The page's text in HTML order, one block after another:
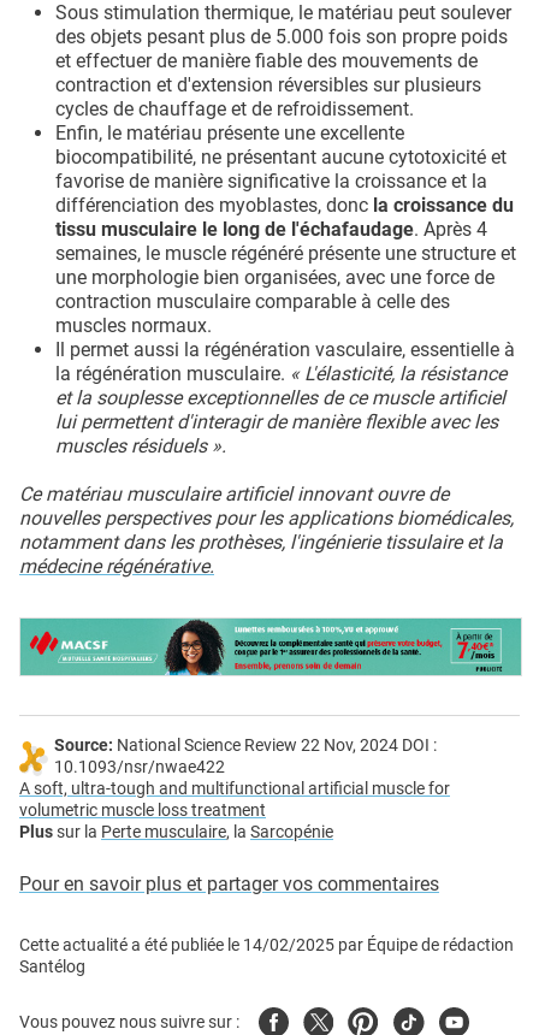
Sous stimulation thermique, le matériau peut soulever
des objets pesant plus de 5.000 fois son propre poids
et effectuer de manière fiable des mouvements de
contraction et d'extension réversibles sur plusieurs
cycles de chauffage et de refroidissement.
Enfin, le matériau présente une excellente
biocompatibilité, ne présentant aucune cytotoxicité et
favorise de manière significative la croissance et la
différenciation des myoblastes, donc la croissance du
tissu musculaire le long de l'échafaudage. Après 4
semaines, le muscle régénéré présente une structure et
une morphologie bien organisées, avec une force de
contraction musculaire comparable à celle des
muscles normaux.
Il permet aussi la régénération vasculaire, essentielle à
la régénération musculaire. « L'élasticité, la résistance
et la souplesse exceptionnelles de ce muscle artificiel
lui permettent d'interagir de manière flexible avec les
muscles résiduels ».
Ce matériau musculaire artificiel innovant ouvre de
nouvelles perspectives pour les applications biomédicales,
notamment dans les prothèses, l'ingénierie tissulaire et la
médecine régénérative.
Source: National Science Review 22 Nov, 2024 DOI :
10.1093/nsr/nwae422
A soft, ultra-tough and multifunctional artificial muscle for
volumetric muscle loss treatment
Plussur la Perte musculaire, la Sarcopénie
Pour en savoir plus et partager vos commentaires
Cette actualité a été publiée le 14/02/2025 par Équipe de rédaction
Santélog
Vous pouvez nous suivre sur : FacebookTwitterPinterest
TiktokYoutube